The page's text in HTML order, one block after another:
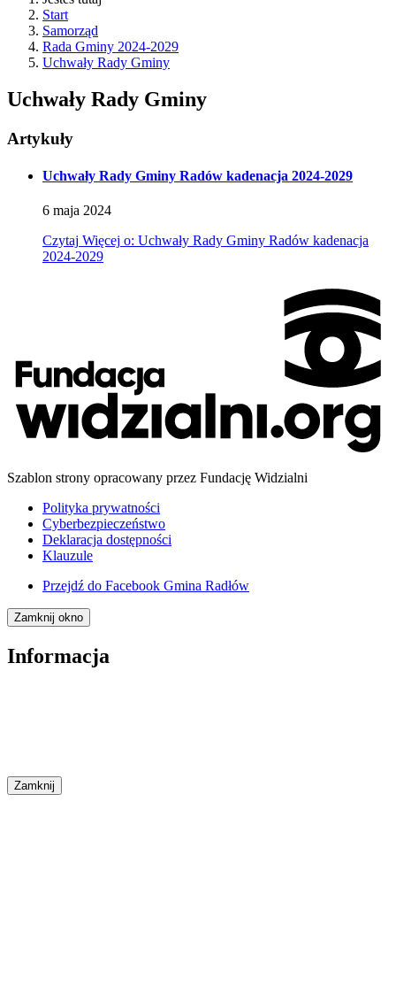
Start
Samorząd
Rada Gminy 2024-2029
Uchwały Rady Gminy
Uchwały Rady Gminy
Artykuły
Uchwały Rady Gminy Radów kadenacja 2024-2029
6 maja 2024
Czytaj Więcej o: Uchwały Rady Gminy Radów kadenacja
2024-2029
Szablon strony opracowany przez Fundację Widzialni
Polityka prywatności
Cyberbezpieczeństwo
Deklaracja dostępności
Klauzule
Przejdź do Facebook Gmina Radłów
Zamknij okno
Informacja
Zamknij